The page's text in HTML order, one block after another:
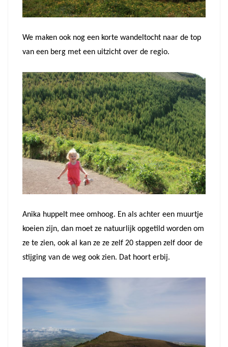
We maken ook nog een korte wandeltocht naar de top
van een berg met een uitzicht over de regio.
Anika huppelt mee omhoog. En als achter een muurtje
koeien zijn, dan moet ze natuurlijk opgetild worden om
ze te zien, ook al kan ze ze zelf 20 stappen zelf door de
stijging van de weg ook zien. Dat hoort erbij.